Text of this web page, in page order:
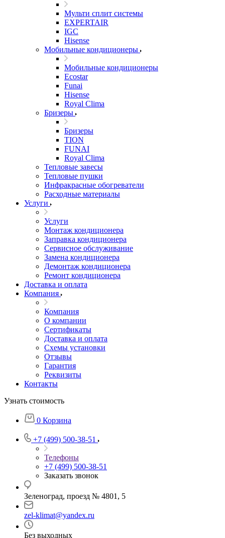
Мульти сплит системы
EXPERTAIR
IGC
Hisense
Мобильные кондиционеры
Мобильные кондиционеры
Ecostar
Funai
Hisense
Royal Clima
Бризеры
Бризеры
TION
FUNAI
Royal Clima
Тепловые завесы
Тепловые пушки
Инфракрасные обогреватели
Расходные материалы
Услуги
Услуги
Монтаж кондиционера
Заправка кондиционера
Сервисное обслуживание
Замена кондиционера
Демонтаж кондиционера
Ремонт кондиционера
Доставка и оплата
Компания
Компания
О компании
Сертификаты
Доставка и оплата
Схемы установки
Отзывы
Гарантия
Реквизиты
Контакты
Узнать стоимость
0 Корзина
+7 (499) 500-38-51
Телефоны
+7 (499) 500-38-51
Заказать звонок
Зеленоград, проезд № 4801, 5
zel-klimat@yandex.ru
Без выходных